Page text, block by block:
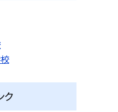
ク